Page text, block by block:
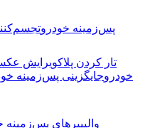
پس‌زمینه خودرو
تار کردن پلاکویرایش
خودروجایگزینی پس‌زمینه
والپیپرهای پس‌زمینه